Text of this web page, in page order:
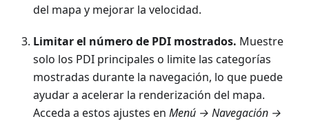
del mapa y mejorar la velocidad.
Limitar el número de PDI mostrados. Muestre
solo los PDI principales o limite las categorías
mostradas durante la navegación, lo que puede
ayudar a acelerar la renderización del mapa.
Acceda a estos ajustes en Menú → Navegación →